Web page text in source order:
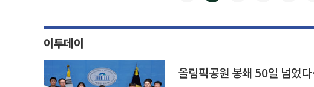
이투데이
올림픽공원 봉쇄 50일 넘었